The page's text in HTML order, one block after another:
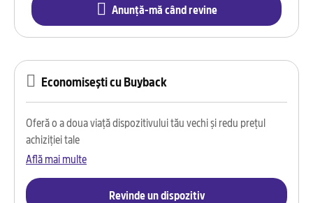
Anunță-mă când revine
Economisești cu Buyback
Oferă o a doua viață dispozitivului tău vechi și redu prețul
achiziției tale
Află mai multe
Revinde un dispozitiv